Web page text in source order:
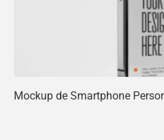
Mockup de Smartphone